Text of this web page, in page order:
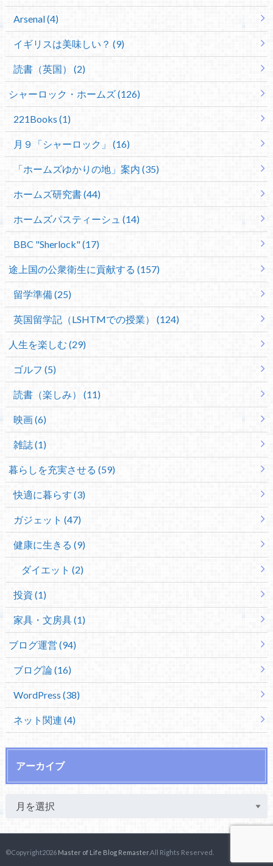
Arsenal (4)
イギリスは美味しい？ (9)
読書（英国） (2)
シャーロック・ホームズ (126)
221Books (1)
月９「シャーロック」 (16)
「ホームズゆかりの地」案内 (35)
ホームズ研究書 (44)
ホームズパスティーシュ (14)
BBC "Sherlock" (17)
途上国の公衆衛生に貢献する (157)
留学準備 (25)
英国留学記（LSHTMでの授業） (124)
人生を楽しむ (29)
ゴルフ (5)
読書（楽しみ） (11)
映画 (6)
雑誌 (1)
暮らしを充実させる (59)
快適に暮らす (3)
ガジェット (47)
健康に生きる (9)
ダイエット (2)
投資 (1)
家具・文房具 (1)
ブログ運営 (94)
ブログ論 (16)
WordPress (38)
ネット関連 (4)
アーカイブ
©Copyright2026 Master of Life Blog Remaster.All Rights Reserved.